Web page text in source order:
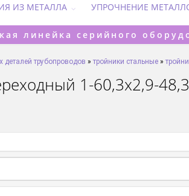
ИЗ МЕТАЛЛА УПРОЧНЕНИЕ
линейка серийного
деталей трубопроводов » тройники стальные »
1-60,3х2,9-